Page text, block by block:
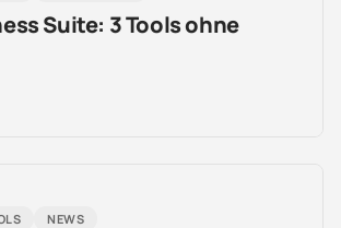
Suite: 3 Tools ohne
NEWS